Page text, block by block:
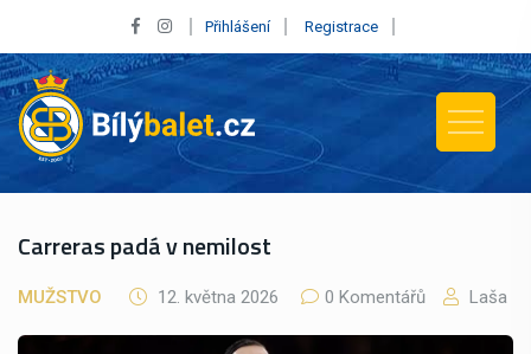
Přihlášení Registrace
Carreras padá v nemilost
MUŽSTVO 12. května 2026 0 Komentářů Laša